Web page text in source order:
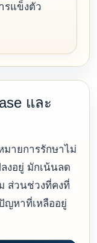
รแข็งตัว
และ
มายการรักษาไม่
งอยู่ มักเน้นลด
ส่วนช่วงที่คงที่
ญหาที่เหลืออยู่